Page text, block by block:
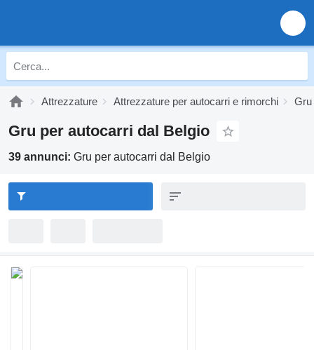
Attrezzature Attrezzature per autocarri e rimorchi Gru
Gru per autocarri dal Belgio
39 annunci: Gru per autocarri dal Belgio